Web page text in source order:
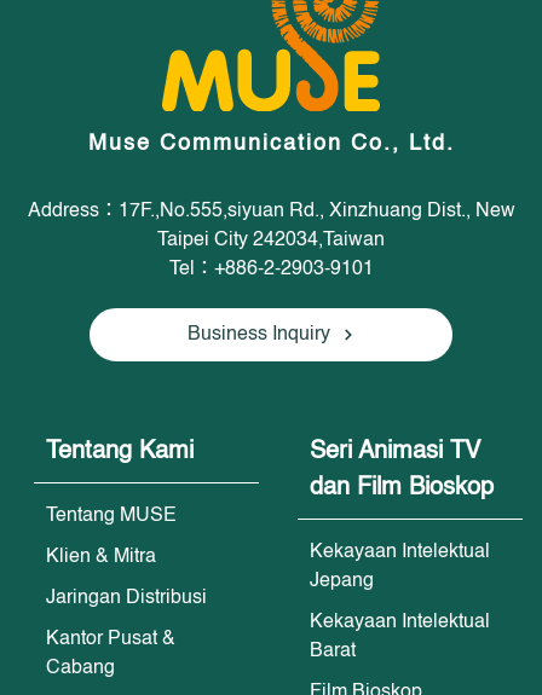
Muse Communication Co., Ltd.
Address：17F.,No.555,siyuan Rd., Xinzhuang Dist., New
Taipei City 242034,Taiwan
Tel：+886-2-2903-9101
Business Inquiry
Tentang Kami
Tentang MUSE
Klien & Mitra
Jaringan Distribusi
Kantor Pusat &
Cabang
Seri Animasi TV
dan Film Bioskop
Kekayaan Intelektual
Jepang
Kekayaan Intelektual
Barat